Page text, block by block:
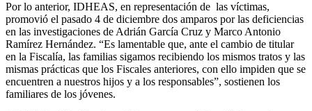
Por lo anterior, IDHEAS, en representación de las víctimas,
promovió el pasado 4 de diciembre dos amparos por las deficiencias
en las investigaciones de Adrián García Cruz y Marco Antonio
Ramírez Hernández. “Es lamentable que, ante el cambio de titular
en la Fiscalía, las familias sigamos recibiendo los mismos tratos y las
mismas prácticas que los Fiscales anteriores, con ello impiden que se
encuentren a nuestros hijos y a los responsables”, sostienen los
familiares de los jóvenes.